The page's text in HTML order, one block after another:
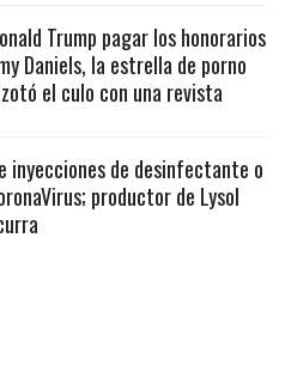
Trump pagar los honorarios
Daniels, la estrella de porno
el culo con una revista
inyecciones de desinfectante o
productor de Lysol